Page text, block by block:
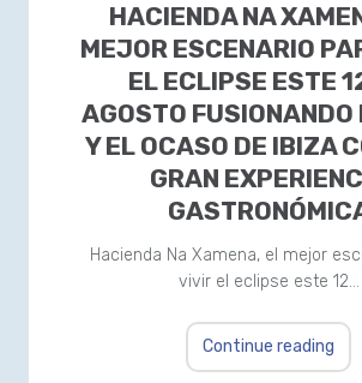
HACIENDA NA
MEJOR ESCENARIO
EL ECLIPSE ESTE
AGOSTO
Y EL OCASO DE IBIZA
GRAN
Hacienda Na Xamena, el mejor
vivir el eclipse este 12…
Continue reading